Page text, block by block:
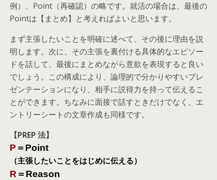
例）、Point（再確認）の略です。就活の場合は、最後の
Pointは【まとめ】と考えればよいと思います。
まず主張したいことを明確に述べて、その後に理由を説
明します。次に、その主張を裏付ける具体的なエピソー
ドを話して、最後にまとめながら意欲を表現すると良い
でしょう。この構成により、論理的で分かりやすいプレ
ゼンテーションになり、相手に説得力を持って伝えるこ
とができます。ちなみに面接で話すときだけでなく、エ
ントリーシートの文章作成も同様です。
【PREP 法】
P ＝Point
（主張したいことをはじめに伝える）
R ＝Reason